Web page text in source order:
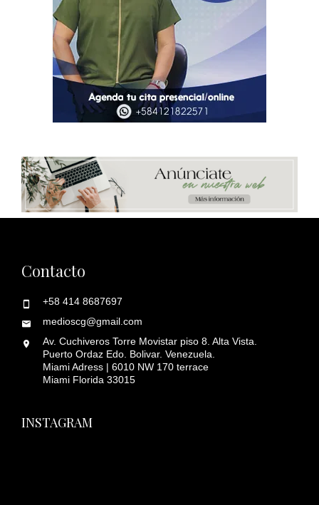
Contacto
+58 414 8687697
medioscg@gmail.com
Av. Cuchiveros Torre Movistar piso 8. Alta Vista.
Puerto Ordaz Edo. Bolivar. Venezuela.
Miami Adress | 6010 NW 170 terrace
Miami Florida 33015
INSTAGRAM